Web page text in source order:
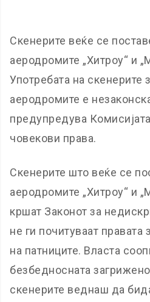
Скенерите веќе се
аеродромите „Хитроу“ и
Употребата на скенерите
аеродромите е
предупредува
човекови права.
Скенерите што веќе се
аеродромите „Хитроу“ и
кршат Законот за
не ги почитуваат правата
на патниците. Власта
безбедносната
скенерите веднаш да